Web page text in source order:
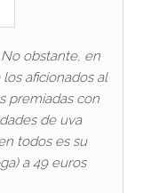
obstante, en
aficionados al
premiadas con
de uva
todos es su
a 49 euros